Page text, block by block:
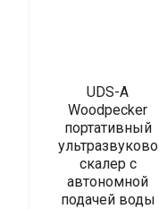
UDS-A
Woodpecker
портативный
ультразвуковой
скалер с
автономной
подачей воды